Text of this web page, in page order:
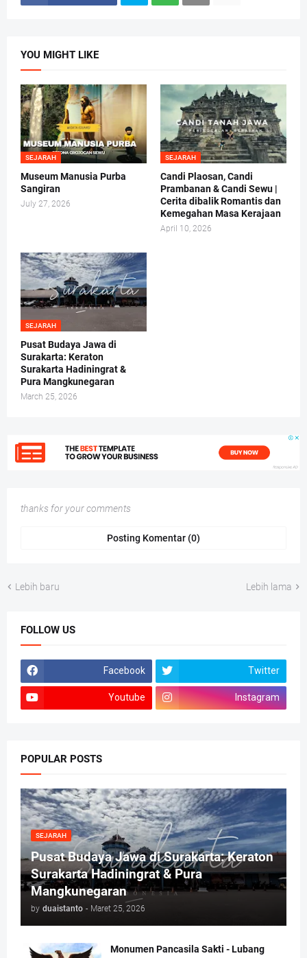
YOU MIGHT LIKE
SEJARAH
Museum Manusia Purba
Sangiran
July 27, 2026
SEJARAH
Candi Plaosan, Candi
Prambanan & Candi Sewu |
Cerita dibalik Romantis dan
Kemegahan Masa Kerajaan
April 10, 2026
SEJARAH
Pusat Budaya Jawa di
Surakarta: Keraton
Surakarta Hadiningrat &
Pura Mangkunegaran
March 25, 2026
thanks for your comments
Posting Komentar (0)
Lebih baru Lebih lama
FOLLOW US
Facebook Twitter
Youtube Instagram
POPULAR POSTS
SEJARAH
Pusat Budaya Jawa di Surakarta: Keraton
Surakarta Hadiningrat & Pura
Mangkunegaran
by duaistanto - Maret 25, 2026
Monumen Pancasila Sakti - Lubang